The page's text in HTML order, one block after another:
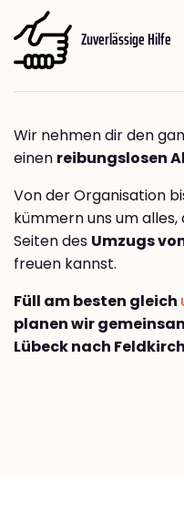
Zuverlässige Hilfe
Wir nehmen dir den
einen reibungslosen
Von der Organisation
kümmern uns um
Seiten des Umzugs
freuen kannst.
Füll am besten gleich
planen wir
Lübeck nach